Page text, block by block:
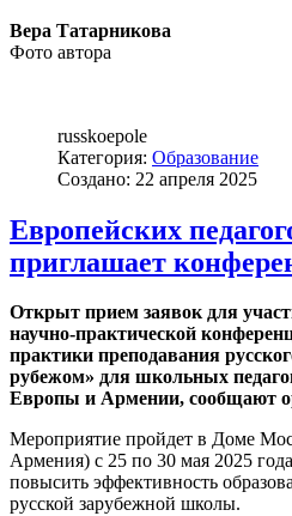
Вера Татарникова
Фото автора
russkoepole
Категория: Образование
Создано: 22 апреля 2025
Европейских
приглашает
Открыт прием заявок для
научно-практической
практики преподавания
рубежом» для школьных
Европы и Армении, сообщают
Мероприятие пройдет в Доме
Армения) с 25 по 30 мая 2025
повысить эффективность
русской зарубежной школы.